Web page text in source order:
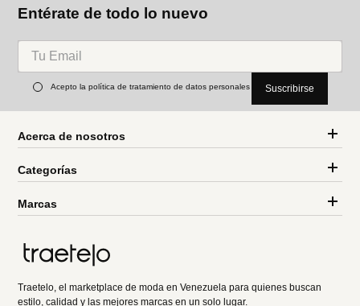
Entérate de todo lo nuevo
Acepto la política de tratamiento de datos personales Suscribirse
Acerca de nosotros
Categorías
Marcas
Traetelo, el marketplace de moda en Venezuela para quienes buscan
estilo, calidad y las mejores marcas en un solo lugar.